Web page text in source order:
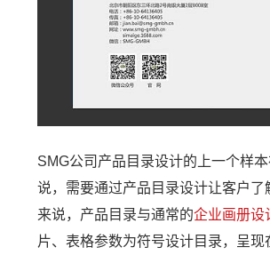
SMG公司产品目录设计的上一个样
说，需要通过产品目录设计让客户
来说，产品目录与通常的企业画册设
片、表格参数为符号设计目录，呈现